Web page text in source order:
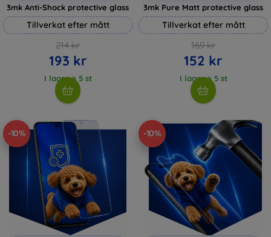
3mk Anti-Shock protective glass
Tillverkat efter mått
214 kr
193 kr
I lager > 5 st
3mk Pure Matt protective glass
Tillverkat efter mått
169 kr
152 kr
I lager > 5 st
-10% -10%